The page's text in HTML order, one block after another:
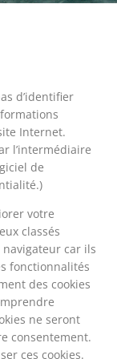
d’identifier
Internet.
l’intermédiaire
de
votre
classés
car ils
fonctionnalités
des cookies
ne seront
consentement.
ces cookies.